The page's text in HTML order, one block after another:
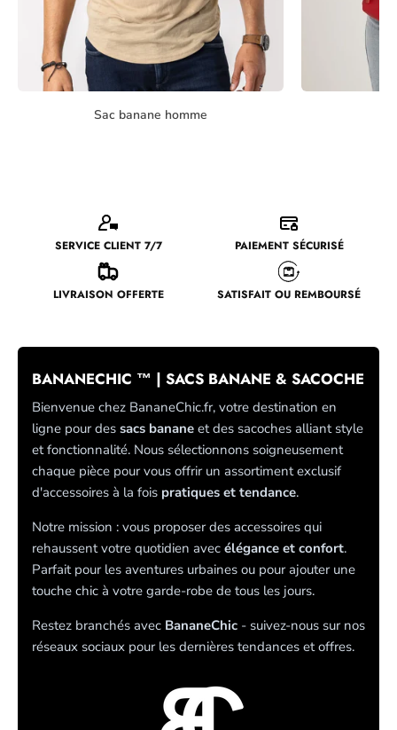
Sac banane homme
SERVICE CLIENT 7/7 PAIEMENT SÉCURISÉ
LIVRAISON OFFERTE SATISFAIT OU REMBOURSÉ
BANANECHIC ™ | SACS BANANE & SACOCHE
Bienvenue chez BananeChic.fr, votre destination en
ligne pour des sacs banane et des sacoches alliant style
et fonctionnalité. Nous sélectionnons soigneusement
chaque pièce pour vous offrir un assortiment exclusif
d'accessoires à la fois pratiques et tendance.
Notre mission : vous proposer des accessoires qui
rehaussent votre quotidien avec élégance et confort.
Parfait pour les aventures urbaines ou pour ajouter une
touche chic à votre garde-robe de tous les jours.
Restez branchés avec BananeChic - suivez-nous sur nos
réseaux sociaux pour les dernières tendances et offres.